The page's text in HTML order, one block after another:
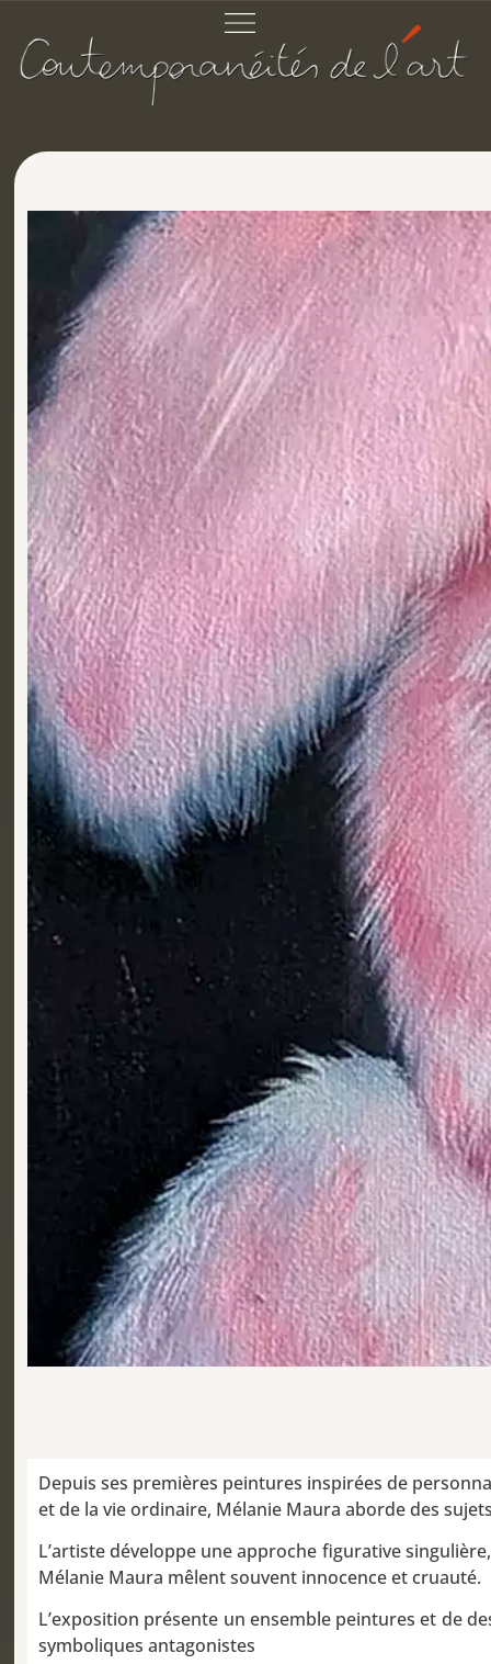
Depuis ses premières peintures inspirées de
et de la vie ordinaire, Mélanie Maura aborde des
L’artiste développe une approche figurative
Mélanie Maura mêlent souvent innocence et cruauté.
L’exposition présente un ensemble peintures et de
symboliques antagonistes